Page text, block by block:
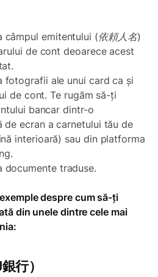
câmpul emitentului (依頼人名)
de cont deoarece acest
fotografii ale unui card ca și
de cont. Te rugăm să-ți
bancar dintr-o
ecran a carnetului tău de
interioară) sau din platforma
documente traduse.
despre cum să-ți
din unele dintre cele mai
行）